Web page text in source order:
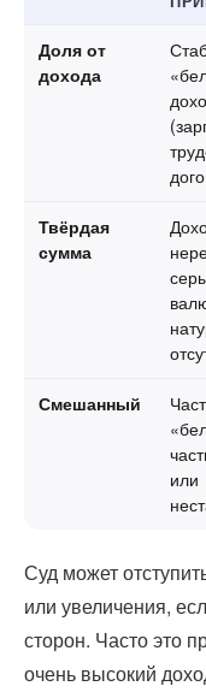
Доля от
дохода
Твёрдая
сумма
Смешанный
или
Суд может
или увеличения,
сторон. Часто это
очень высокий